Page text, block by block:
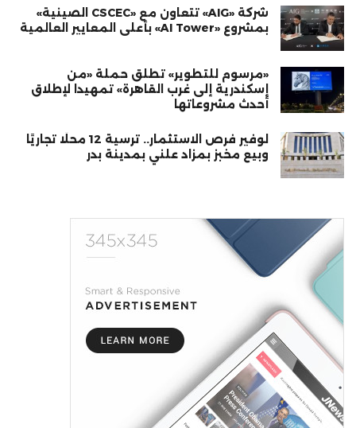
شركة «AIG» تتعاون مع «CSCEC الصينية»
بمشروع «AI Tower» بأعلى المعايير العالمية
«مرسوم للتطوير» تطلق حملة «من
إسكندرية إلى غرب القاهرة» تمهيدا لإطلاق
أحدث مشروعاتها
لوفير فرص الاستثمار.. ترسية 12 محلًا تجاريًا
وبيع مخبز بمزاد علني بمدينة بدر